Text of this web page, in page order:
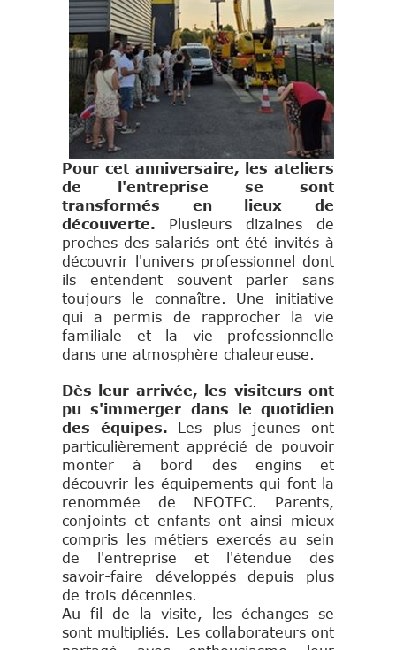
Pour cet anniversaire, les ateliers
de l'entreprise se sont
transformés en lieux de
découverte.
Plusieurs dizaines de
proches des salariés ont été invités à
découvrir l'univers professionnel dont
ils entendent souvent parler sans
toujours le connaître. Une initiative
qui a permis de rapprocher la vie
familiale et la vie professionnelle
dans une atmosphère chaleureuse.
Dès leur arrivée, les visiteurs ont
pu s'immerger dans le quotidien
des équipes.
Les plus jeunes ont
particulièrement apprécié de pouvoir
monter à bord des engins et
découvrir les équipements qui font la
renommée de NEOTEC. Parents,
conjoints et enfants ont ainsi mieux
compris les métiers exercés au sein
de l'entreprise et l'étendue des
savoir-faire développés depuis plus
de trois décennies.
Au fil de la visite, les échanges se
sont multipliés. Les collaborateurs ont